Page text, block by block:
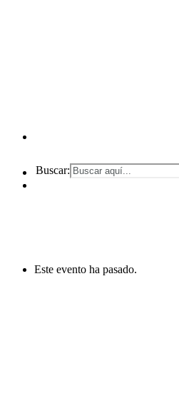
Buscar:
Este evento ha pasado.